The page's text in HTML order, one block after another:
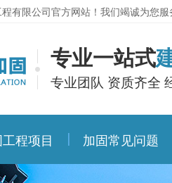
有限公司官方网站！我们竭诚为您服
专业一站式
专业团队 资质齐全
程项目 加固常见问题